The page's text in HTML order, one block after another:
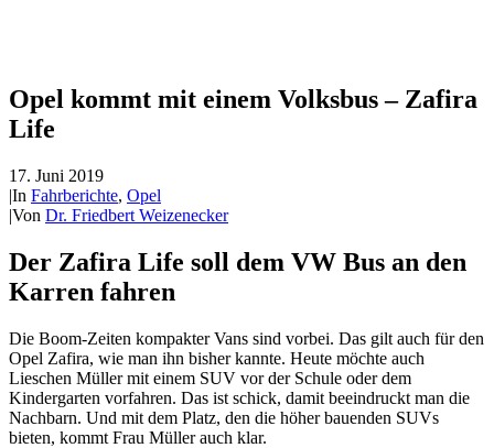
Opel kommt mit einem Volksbus – Zafira
Life
17. Juni 2019
|In Fahrberichte, Opel
|Von Dr. Friedbert Weizenecker
Der Zafira Life soll dem VW Bus an den
Karren fahren
Die Boom-Zeiten kompakter Vans sind vorbei. Das gilt auch für den
Opel Zafira, wie man ihn bisher kannte. Heute möchte auch
Lieschen Müller mit einem SUV vor der Schule oder dem
Kindergarten vorfahren. Das ist schick, damit beeindruckt man die
Nachbarn. Und mit dem Platz, den die höher bauenden SUVs
bieten, kommt Frau Müller auch klar.